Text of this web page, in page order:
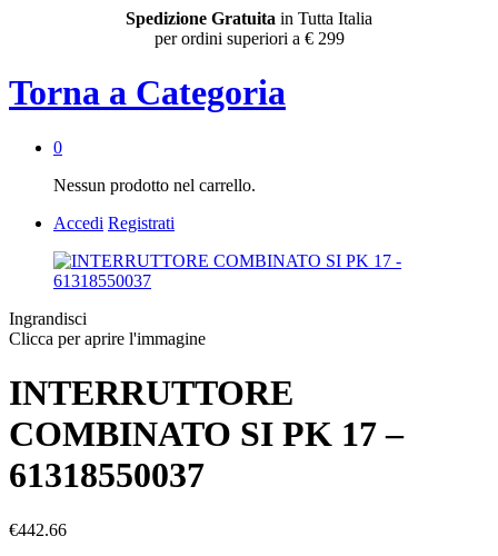
Spedizione Gratuita in Tutta Italia
per ordini superiori a € 299
Torna a Categoria
0
Nessun prodotto nel carrello.
Accedi Registrati
Ingrandisci
Clicca per aprire l'immagine
INTERRUTTORE
COMBINATO SI PK 17 –
61318550037
€442.66